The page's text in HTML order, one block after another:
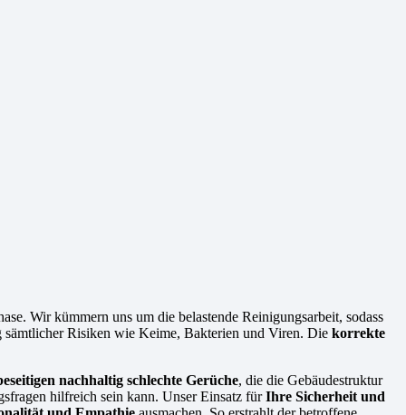
Wir kümmern uns um die belastende Reinigungsarbeit, sodass
sämtlicher Risiken wie Keime, Bakterien und Viren. Die korrekte
nachhaltig schlechte Gerüche, die die Gebäudestruktur
hilfreich sein kann. Unser Einsatz fürIhre Sicherheit und